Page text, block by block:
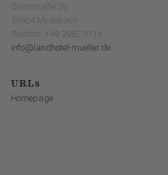
Orkestraße 26
59964 Medebach
Telefoon: +49 2982 8116
info@landhotel-mueller.de
URLs
Homepage